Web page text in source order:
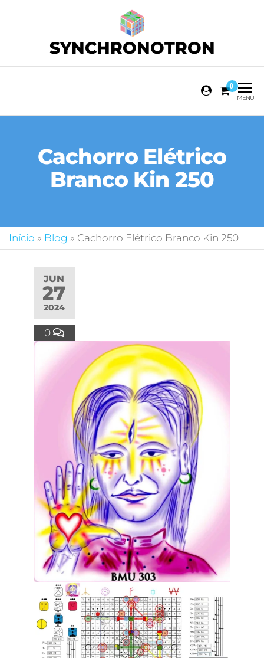
SYNCHRONOTRON
0
MENU
Cachorro Elétrico
Branco Kin 250
Início » Blog » Cachorro Elétrico Branco Kin 250
JUN
27
2024
0